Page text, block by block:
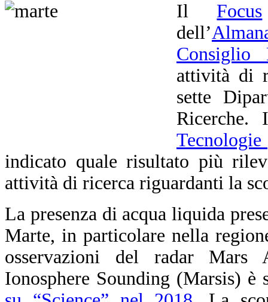
Il Focus
dell’
Consiglio
attività di
sette
indicato quale risultato più
attività di ricerca riguardanti la
La presenza di acqua liquida
Marte, in particolare nella
osservazioni del radar Mars
Ionosphere Sounding (Marsis)